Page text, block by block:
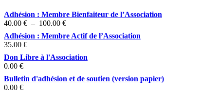
Adhésion : Membre Bienfaiteur de l’Association
40.00 € – 100.00 €Plage
prix :
à
Adhésion : Membre Actif de l’Association
35.00 €
Don Libre à l'Association
0.00 €
Bulletin d'adhésion et de soutien (version papier)
0.00 €